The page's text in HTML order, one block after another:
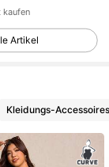
kaufen
Artikel
Kleidungs-Accessoires